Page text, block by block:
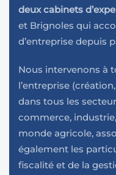
deux cabinets
et Brignoles qui
d’entreprise depuis
Nous intervenons à
l’entreprise
dans tous les
commerce,
monde agricole,
également les
fiscalité et de la